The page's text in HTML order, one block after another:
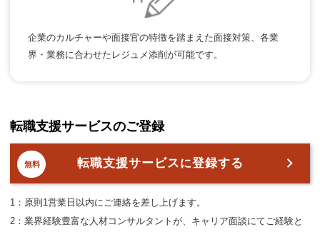
企業のカルチャーや面接官の特徴を踏まえた面接対策、各業
界・業務に合わせたレジュメ添削が可能です。
転職支援サービスのご登録
無料 転職支援サービスに登録する
1：原則1営業日以内にご連絡を差し上げます。
2：業界経験豊富な人材コンサルタントが、キャリア面談にてご経験と